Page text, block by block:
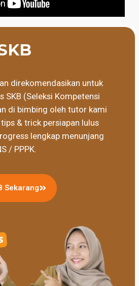
direkomendasikan untuk
SKB (Seleksi Kompetensi
di bimbing oleh tutor kami
& trick persiapan lulus
lengkap menunjang
/ PPPK.
Sekarang